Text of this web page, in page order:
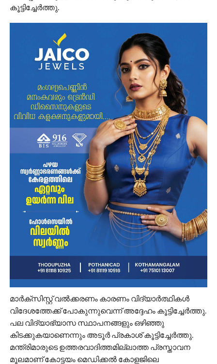
കൂട്ടിച്ചേര്‍ത്തു.
മാര്‍ക്‌സിസ്റ്റ് വല്‍ക്കരണം കാരണം വിദ്യാര്‍ത്ഥികള്‍
വിദേശത്തേക്ക് പോകുന്നുവെന്ന് അദ്ദേഹം കൂട്ടിച്ചേര്‍ത്തു.
പല വിദ്യാഭ്യാസ സ്ഥാപനങ്ങളും ഒഴിഞ്ഞു
കിടക്കുകയാണെന്നും അടൂര്‍ പ്രകാശ് കൂട്ടിച്ചേര്‍ത്തു.
മന്ത്രിമാരുടെ ഉത്തരവാദിത്തമില്ലാത്ത പ്രസ്താവന
മൂലമാണ് കോട്ടയം മെഡിക്കല്‍ കോളജിലെ